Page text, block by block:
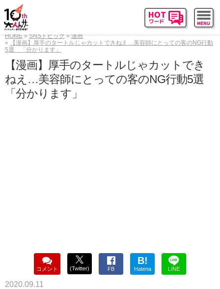
HOME SNSトピック
漫画
【漫画】厚手のタートルじゃカットできねえ…美容師にとっての客のNG行動
5選 「分かります」
【漫画】厚手のタートルじゃカットでき
ねえ…美容師にとっての客のNG行動5選
「分かります」
コメント (Twitter) FB
B!
Hatena LINE
2020.09.11